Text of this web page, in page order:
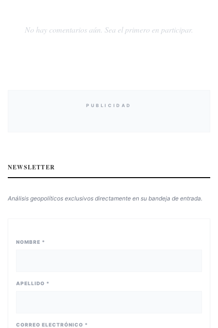
No hay comentarios aún. Sea el primero en participar.
PUBLICIDAD
NEWSLETTER
Análisis geopolíticos exclusivos directamente en su bandeja de entrada.
NOMBRE *
APELLIDO *
CORREO ELECTRÓNICO *